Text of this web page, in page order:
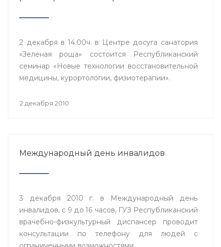
2 декабря в 14.00ч. в Центре досуга санатория
«Зеленая роща» состоится Республиканский
семинар «Новые технологии восстановительной
медицины, курортологии, физиотерапии».
2 декабря 2010
Международный день инвалидов
3 декабря 2010 г. в Международный день
инвалидов, с 9 до 16 часов, ГУЗ Республиканский
врачебно-физкультурный диспансер проводит
консультации по телефону для людей с